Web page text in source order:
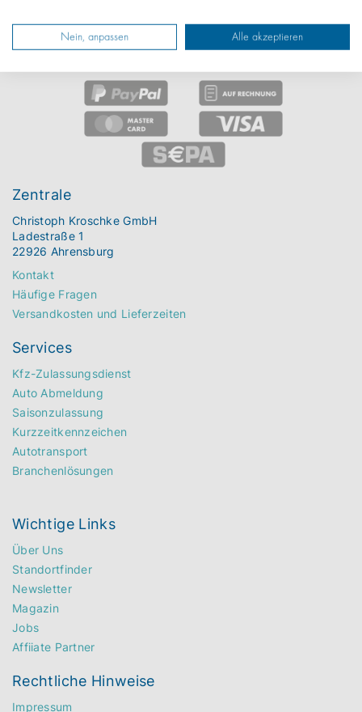
KFZ-Kennzeichen
Zentrale
Christoph Kroschke GmbH
Ladestraße 1
22926 Ahrensburg
Kontakt
Häufige Fragen
Versandkosten und Lieferzeiten
Services
Kfz-Zulassungsdienst
Auto Abmeldung
Saisonzulassung
Kurzzeitkennzeichen
Autotransport
Branchenlösungen
Wichtige Links
Über Uns
Standortfinder
Newsletter
Magazin
Jobs
Affiiate Partner
Rechtliche Hinweise
Impressum
Nein, anpassen Alle akzeptieren